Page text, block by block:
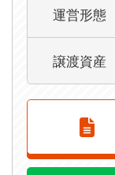
運営形態
譲渡資産